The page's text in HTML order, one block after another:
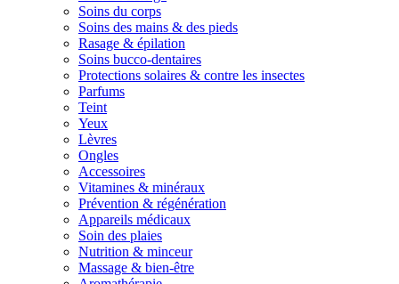
Soins du corps
Soins des mains & des pieds
Rasage & épilation
Soins bucco-dentaires
Protections solaires & contre les insectes
Parfums
Teint
Yeux
Lèvres
Ongles
Accessoires
Vitamines & minéraux
Prévention & régénération
Appareils médicaux
Soin des plaies
Nutrition & minceur
Massage & bien-être